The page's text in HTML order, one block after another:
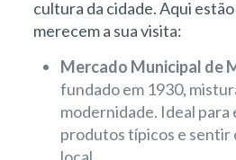
cultura da cidade. Aqui
merecem a sua visita:
Mercado Municipal de
fundado em 1930,
modernidade. Ideal
produtos típicos e sentir